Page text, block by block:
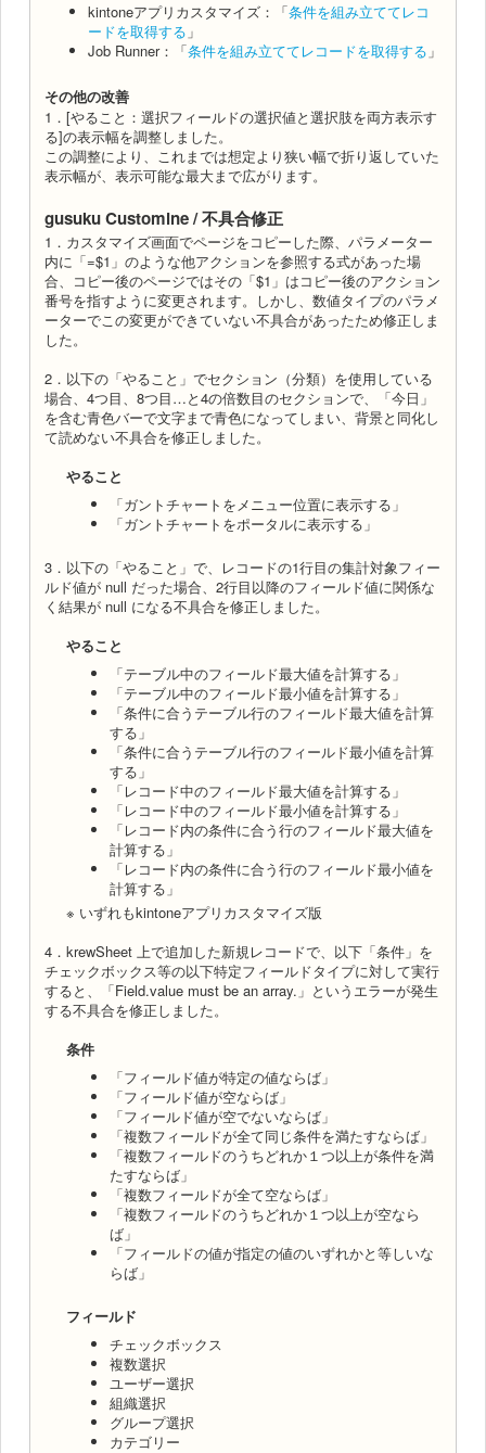
kintoneアプリカスタマイズ：「条件を組み立ててレコ
ードを取得する 」
Job Runner：「条件を組み立ててレコードを取得する 」
その他の改善
1．[やること：選択フィールドの選択値と選択肢を両方表示す
る]の表示幅を調整しました。
この調整により、これまでは想定より狭い幅で折り返していた
表示幅が、表示可能な最大まで広がります。
gusuku Customine / 不具合修正
1．カスタマイズ画面でページをコピーした際、パラメーター
内に「=$1」のような他アクションを参照する式があった場
合、コピー後のページではその「$1」はコピー後のアクション
番号を指すように変更されます。しかし、数値タイプのパラメ
ーターでこの変更ができていない不具合があったため修正しま
した。
2．以下の「やること」でセクション（分類）を使用している
場合、4つ目、8つ目…と4の倍数目のセクションで、「今日」
を含む青色バーで文字まで青色になってしまい、背景と同化し
て読めない不具合を修正しました。
やること
「ガントチャートをメニュー位置に表示する」
「ガントチャートをポータルに表示する」
3．以下の「やること」で、レコードの1行目の集計対象フィー
ルド値が null だった場合、2行目以降のフィールド値に関係な
く結果が null になる不具合を修正しました。
やること
「テーブル中のフィールド最大値を計算する」
「テーブル中のフィールド最小値を計算する」
「条件に合うテーブル行のフィールド最大値を計算
する」
「条件に合うテーブル行のフィールド最小値を計算
する」
「レコード中のフィールド最大値を計算する」
「レコード中のフィールド最小値を計算する」
「レコード内の条件に合う行のフィールド最大値を
計算する」
「レコード内の条件に合う行のフィールド最小値を
計算する」
※ いずれもkintoneアプリカスタマイズ版
4．krewSheet 上で追加した新規レコードで、以下「条件」を
チェックボックス等の以下特定フィールドタイプに対して実行
すると、「Field.value must be an array.」というエラーが発生
する不具合を修正しました。
条件
「フィールド値が特定の値ならば」
「フィールド値が空ならば」
「フィールド値が空でないならば」
「複数フィールドが全て同じ条件を満たすならば」
「複数フィールドのうちどれか１つ以上が条件を満
たすならば」
「複数フィールドが全て空ならば」
「複数フィールドのうちどれか１つ以上が空なら
ば」
「フィールドの値が指定の値のいずれかと等しいな
らば」
フィールド
チェックボックス
複数選択
ユーザー選択
組織選択
グループ選択
カテゴリー